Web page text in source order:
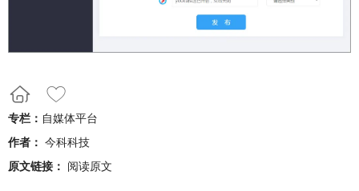
专栏： 自媒体平台
作者： 今科科技
原文链接：
阅读原文